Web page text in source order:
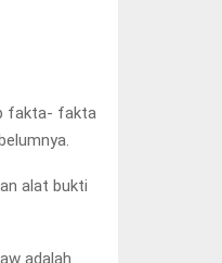
fakta- fakta
alat bukti
adalah